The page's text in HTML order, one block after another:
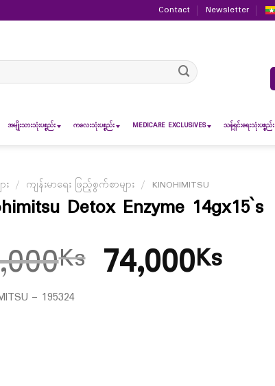
Contact Newsletter
အမျိုးသားသုံးပစ္စည်း ကလေးသုံးပစ္စည်း MEDICARE EXCLUSIVES သန့်ရှင်းရေးသုံးပစ္စည်း
း / ကျန်းမာရေး ဖြည့်စွက်စာများ / KINOHIMITSU
Detox Enzyme 14gx15`s
Ks 74,000Ks
– 195324